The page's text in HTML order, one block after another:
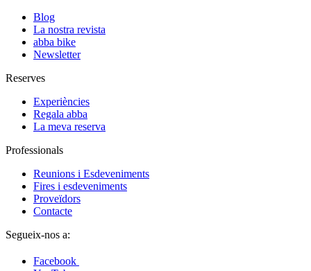
Blog
La nostra revista
abba bike
Newsletter
Reserves
Experiències
Regala abba
La meva reserva
Professionals
Reunions i Esdeveniments
Fires i esdeveniments
Proveïdors
Contacte
Segueix-nos a:
Facebook